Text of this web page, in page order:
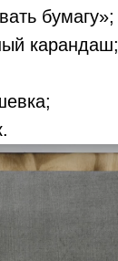
бумагу»;
карандаш;